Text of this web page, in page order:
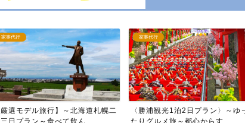
家事代行
厳選モデル旅行】～北海道札幌二
日プラン～食べて飲ん...
家事代行
〈勝浦観光1泊2日プラン〉～ゆ
たりグルメ旅～都心からす...